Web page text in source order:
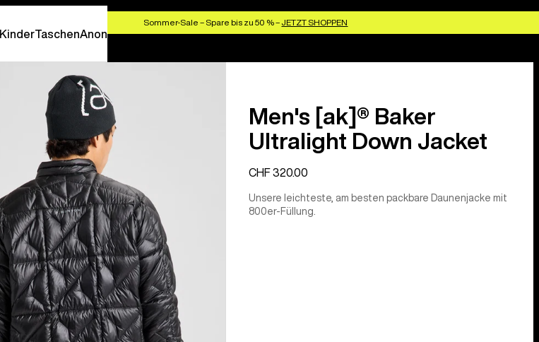
Sommer-Sale – Spare bis zu 50 % – JETZT SHOPPEN
KinderTaschenAnon
Men's [ak]® Baker
Ultralight Down Jacket
CHF 320.00
Unsere leichteste, am besten packbare Daunenjacke mit
800er-Füllung.